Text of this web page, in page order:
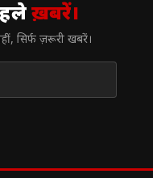
ख़बरें।
सिर्फ ज़रूरी खबरें।